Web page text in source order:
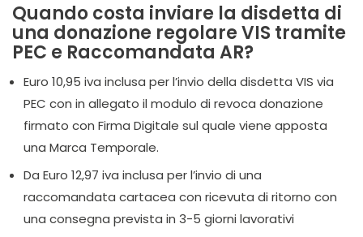
Quando costa inviare la disdetta di
una donazione regolare VIS tramite
PEC e Raccomandata AR?
Euro 10,95 iva inclusa per l’invio della disdetta VIS via
PEC con in allegato il modulo di revoca donazione
firmato con Firma Digitale sul quale viene apposta
una Marca Temporale.
Da Euro 12,97 iva inclusa per l’invio di una
raccomandata cartacea con ricevuta di ritorno con
una consegna prevista in 3-5 giorni lavorativi